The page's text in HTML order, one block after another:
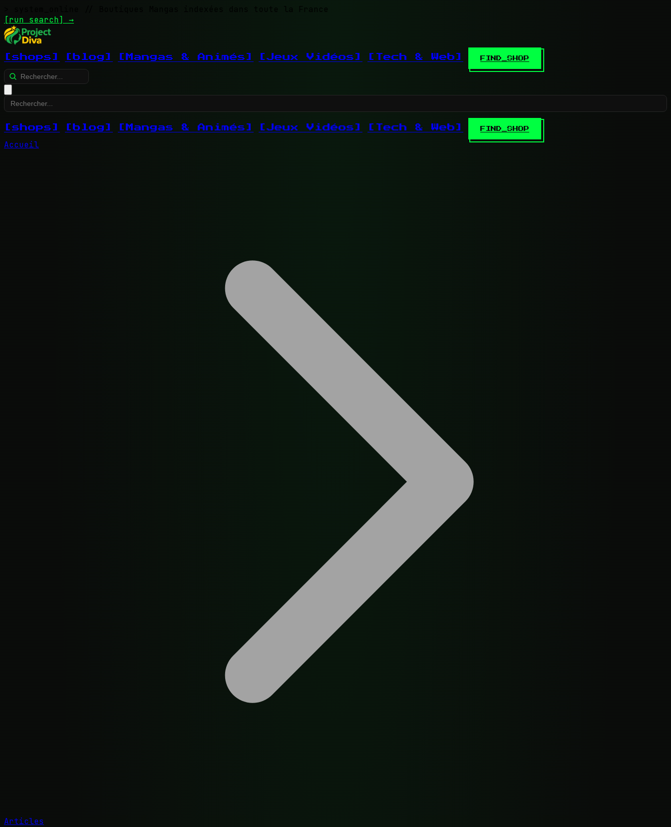
// Boutiques Mangas indexées dans toute la France
[run search] →
[shops] [blog] [Mangas & Animés] [Jeux Vidéos] [Tech & Web] FIND_SHOP
[shops] [blog] [Mangas & Animés] [Jeux Vidéos] [Tech & Web] FIND_SHOP
Accueil
Articles